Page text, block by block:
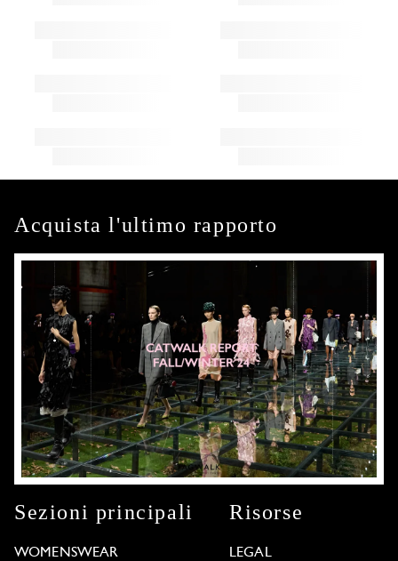
Acquista l'ultimo rapporto
Sezioni principali
WOMENSWEAR
Risorse
LEGAL